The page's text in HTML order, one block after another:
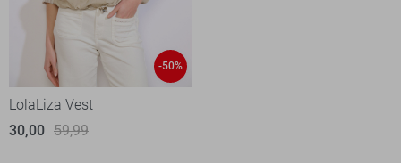
-50%
LolaLiza Vest
30,00 59,99